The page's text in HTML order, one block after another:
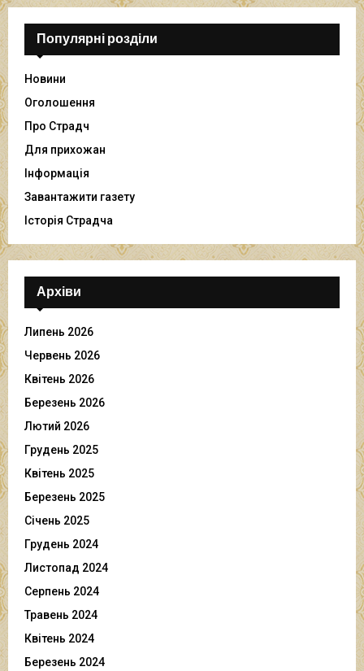
а
ч
Популярні розділи
Новини
Оголошення
Про Страдч
Для прихожан
Інформація
Завантажити газету
Історія Страдча
Архіви
Липень 2026
Червень 2026
Квітень 2026
Березень 2026
Лютий 2026
Грудень 2025
Квітень 2025
Березень 2025
Січень 2025
Грудень 2024
Листопад 2024
Серпень 2024
Травень 2024
Квітень 2024
Березень 2024